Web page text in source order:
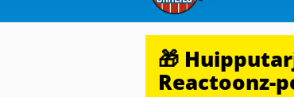
🎁
Reactoonz-